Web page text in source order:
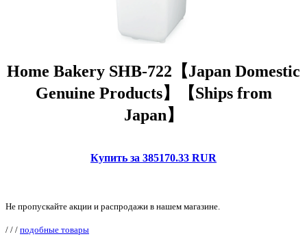
Home Bakery SHB-722【Japan Domestic
Genuine Products】【Ships from
Japan】
Купить за 385170.33 RUR
Не пропускайте акции и распродажи в нашем магазине.
/ / / подобные товары